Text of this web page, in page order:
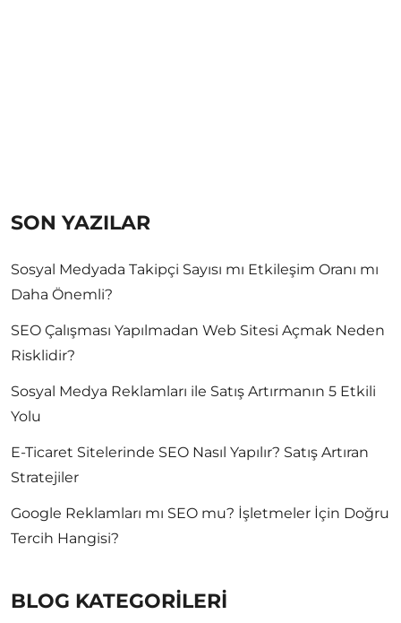
SON YAZILAR
Sosyal Medyada Takipçi Sayısı mı Etkileşim Oranı mı
Daha Önemli?
SEO Çalışması Yapılmadan Web Sitesi Açmak Neden
Risklidir?
Sosyal Medya Reklamları ile Satış Artırmanın 5 Etkili
Yolu
E-Ticaret Sitelerinde SEO Nasıl Yapılır? Satış Artıran
Stratejiler
Google Reklamları mı SEO mu? İşletmeler İçin Doğru
Tercih Hangisi?
BLOG KATEGORİLERİ